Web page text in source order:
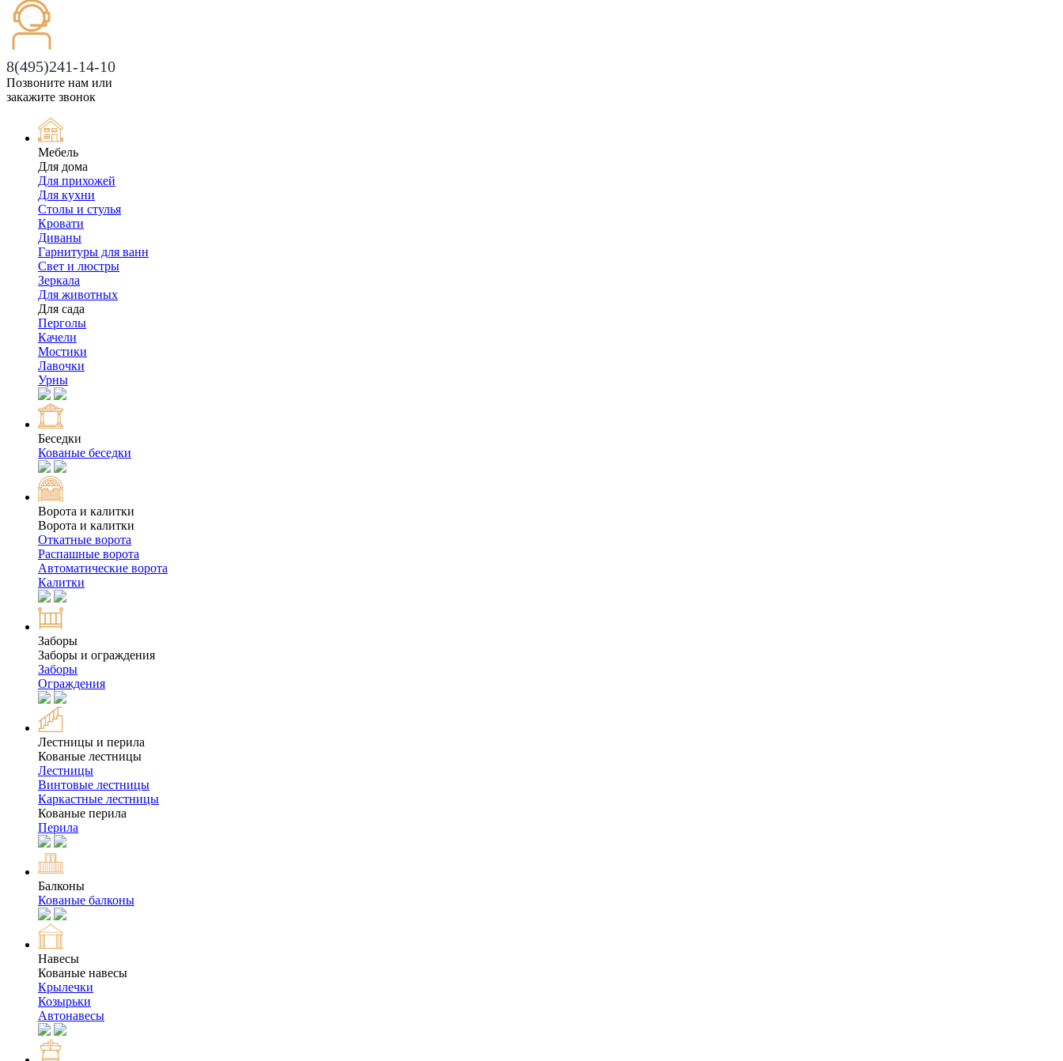
8(495)241-14-10
Позвоните нам или
закажите звонок
Мебель
Для дома
Для прихожей
Для кухни
Столы и стулья
Кровати
Диваны
Гарнитуры для ванн
Свет и люстры
Зеркала
Для животных
Для сада
Перголы
Качели
Мостики
Лавочки
Урны
Беседки
Кованые беседки
Ворота и калитки
Ворота и калитки
Откатные ворота
Распашные ворота
Автоматические ворота
Калитки
Заборы
Заборы и ограждения
Заборы
Ограждения
Лестницы и перила
Кованые лестницы
Лестницы
Винтовые лестницы
Каркастные лестницы
Кованые перила
Перила
Балконы
Кованые балконы
Навесы
Кованые навесы
Крылечки
Козырьки
Автонавесы